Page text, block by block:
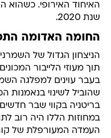
האיחוד האירופי. כשהוא
שנת 2020.
החומה האדומה
הניצחון הגדול של
תוך מעוזי הלייבור
בעבר עוינים למפלגה
שהוביל לשינוי בנאמנות
בריטניה בקווי שבר
במחוזות הללו היה רוב
העמדה המעורפלת של